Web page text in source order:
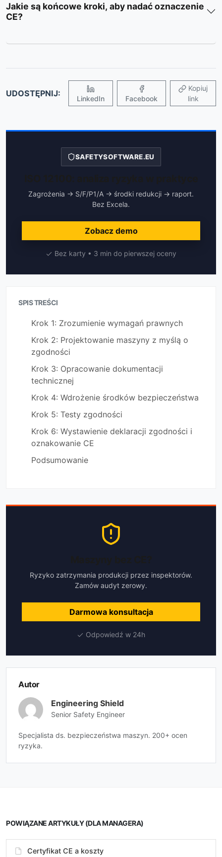
Jakie są końcowe kroki, aby nadać oznaczenie
CE?
UDOSTĘPNIJ:
LinkedIn Facebook
link
SAFETYSOFTWARE.EU
Zagrożenia → S/F/P1/A → środki redukcji → raport.
Bez Excela.
Zobacz demo
Bez karty • 3 min do pierwszej oceny
SPIS TREŚCI
Krok 1: Zrozumienie wymagań prawnych
Krok 2: Projektowanie maszyny z myślą o
zgodności
Krok 3: Opracowanie dokumentacji
technicznej
Krok 4: Wdrożenie środków bezpieczeństwa
Krok 5: Testy zgodności
Krok 6: Wystawienie deklaracji zgodności i
oznakowanie CE
Podsumowanie
Ryzyko zatrzymania produkcji przez inspektorów.
Zamów audyt zerowy.
Darmowa konsultacja
Odpowiedź w 24h
Autor
Engineering Shield
Senior Safety Engineer
Specjalista ds. bezpieczeństwa maszyn. 200+ ocen
ryzyka.
POWIĄZANE ARTYKUŁY (DLA MANAGERA)
Certyfikat CE a koszty